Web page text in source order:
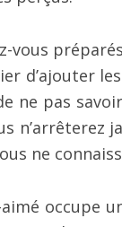
vous
d’ajouter
ne pas
ne
occupe